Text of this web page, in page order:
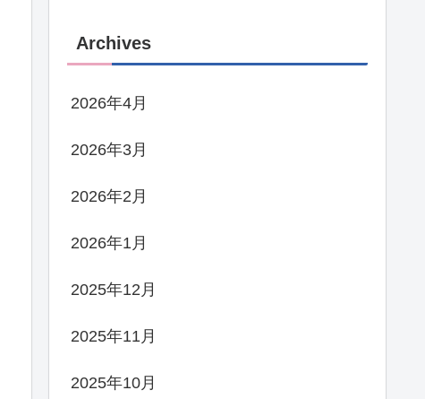
Archives
2026年4月
2026年3月
2026年2月
2026年1月
2025年12月
2025年11月
2025年10月